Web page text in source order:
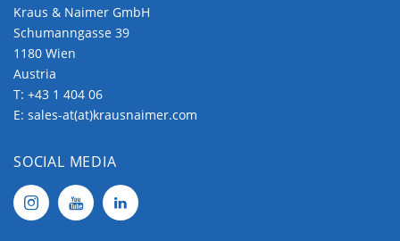
DieZentralbefestigungen
Achsbohrungen zur Befestigung verwendet
werden.
Durch die Variationsvielfalt der Zwei- bzw.
Vierlochbefestigungen werden alle
Verteilereinbau
Die Bauform „Verteilereinbau“ wird zur
Kraus & Naimer GmbH
Schumanngasse 39
1180 Wien
Austria
T: +43 1 404 06
E: sales-at(at)krausnaimer.com
SOCIAL MEDIA